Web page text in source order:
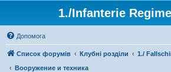
1./Infanterie
Допомога
Список форумів Клубні розділи
1./
Вооружение и техника